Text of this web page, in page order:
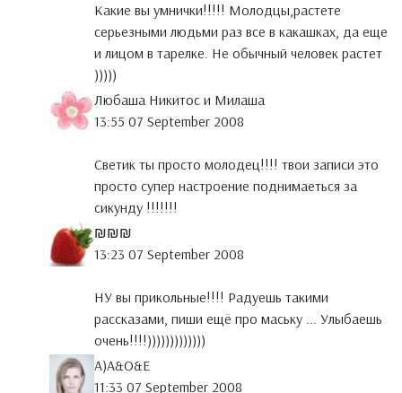
Какие вы умнички!!!!! Молодцы,растете
серьезными людьми раз все в какашках, да еще
и лицом в тарелке. Не обычный человек растет
)))))
Любаша Никитос и Милаша
13:55 07 September 2008
Светик ты просто молодец!!!! твои записи это
просто супер настроение поднимаеться за
сикунду !!!!!!!
₪₪₪
13:23 07 September 2008
НУ вы прикольные!!!! Радуешь такими
рассказами, пиши ещё про маську ... Улыбаешь
очень!!!!)))))))))))))
A)A&O&E
11:33 07 September 2008